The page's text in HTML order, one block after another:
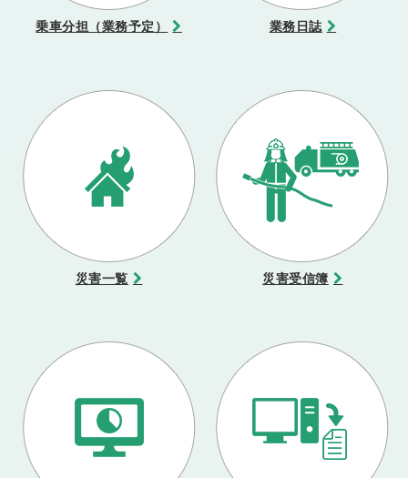
乗車分担（業務予定） 業務日誌
災害一覧 災害受信簿